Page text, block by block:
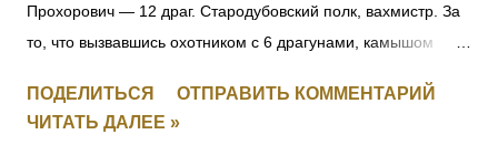
Прохорович — 12 драг. Стародубовский полк, вахмистр. За
то, что вызвавшись охотником с 6 драгунами, камышом
расположение и движение противника на переправе, заняв
переправу, прикрыл отступление эскадрона, потеряв только
ПОДЕЛИТЬСЯ
ОТПРАВИТЬ КОММЕНТАРИЙ
ЧИТАТЬ ДАЛЕЕ »